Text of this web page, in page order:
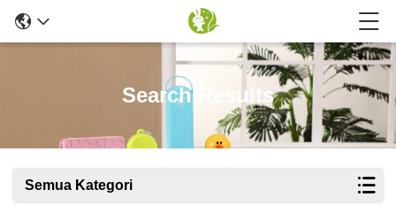
Search Results
Semua Kategori